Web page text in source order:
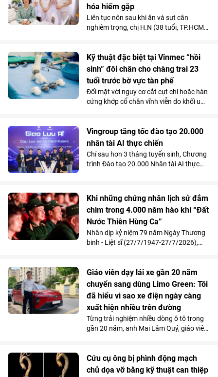
hóa hiếm gặp
Liên tục nôn sau khi ăn và sụt cân
nghiêm trọng, chị H.N (38 tuổi, TP.HCM)
căn bệnh tiêu hóa hiếm gặp chỉ chiếm
dưới 0,3% dân số.
Kỹ thuật đặc biệt tại Vinmec “hồi
sinh” đôi chân cho chàng trai 23
tuổi trước bờ vực tàn phế
Đối mặt với nguy cơ cắt cụt chi hoặc hàn
cứng khớp cổ chân vĩnh viễn do khối u
toàn bộ xương sên bằng vật liệu
Titanium in 3D tại Bệnh viện Đa khoa
Quốc tế Vinmec Times City.
Vingroup tăng tốc đào tạo 20.000
nhân tài AI thực chiến
Chỉ sau hơn 3 tháng tuyển sinh, Chương
trình Đào tạo 20.000 Nhân tài AI thực
quả 100% học viên đạt chuẩn khóa I
được mời làm việc ngay sau khi tốt
nghiệp, Chương trình đang tăng tốc mở
rộng quy mô đào tạo nhằm đảm bảo
mục tiêu cung cấp từ 10.000 - 20.000
nhân tài AI trong vòng 2 năm, đáp ứng
Khi những chứng nhân lịch sử đắm
chìm trong 4.000 năm hào khí “Đất
Nước Thiên Hùng Ca”
Nhân dịp kỷ niệm 79 năm Ngày Thương
binh - Liệt sĩ (27/7/1947-27/7/2026),
chiến thưởng thức show diễn “Đất Nước
Thiên Hùng Ca” tại Vinpearl Theatre
Ocean City. Phản hồi xúc động của chính
những người từng đi qua chiến tranh đã
góp phần khẳng định ý nghĩa nhân văn
và giá trị lan tỏa của tác phẩm nghệ
thuật lấy cảm hứng từ hơn 4.000 năm
Giáo viên dạy lái xe gần 20 năm
chuyển sang dùng Limo Green: Tôi
đã hiểu vì sao xe điện ngày càng
xuất hiện nhiều trên đường
Từng trải nghiệm nhiều dòng ô tô trong
gần 20 năm, anh Mai Lâm Quý, giáo viên
Green đã thay đổi hoàn toàn góc nhìn
của anh về xe điện. Không gian 7 chỗ
Cứu cụ ông bị phình động mạch
chủ dọa vỡ bằng kỹ thuật can thiệp